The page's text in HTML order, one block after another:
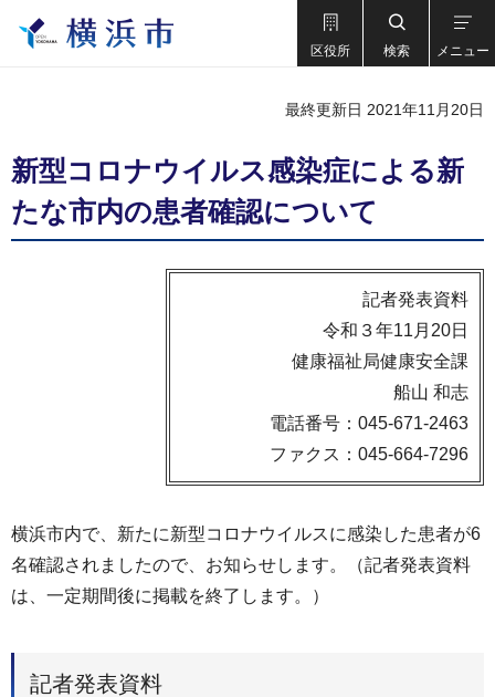
区役所 検索 メニュー
最終更新日 2021年11月20日
新型コロナウイルス感染症による新
たな市内の患者確認について
記者発表資料
令和３年11月20日
健康福祉局健康安全課
船山 和志
電話番号：045-671-2463
ファクス：045-664-7296
横浜市内で、新たに新型コロナウイルスに感染した患者が6
名確認されましたので、お知らせします。（記者発表資料
は、一定期間後に掲載を終了します。）
記者発表資料